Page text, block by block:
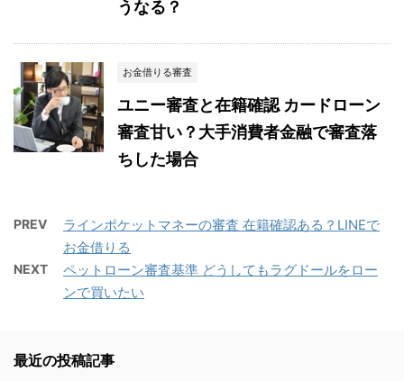
うなる？
お金借りる審査
ユニー審査と在籍確認 カードローン
審査甘い？大手消費者金融で審査落
ちした場合
PREV
ラインポケットマネーの審査 在籍確認ある？LINEで
お金借りる
NEXT
ペットローン審査基準 どうしてもラグドールをロー
ンで買いたい
最近の投稿記事